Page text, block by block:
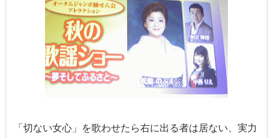
「切ない女心」を歌わせたら右に出る者は居ない、実力